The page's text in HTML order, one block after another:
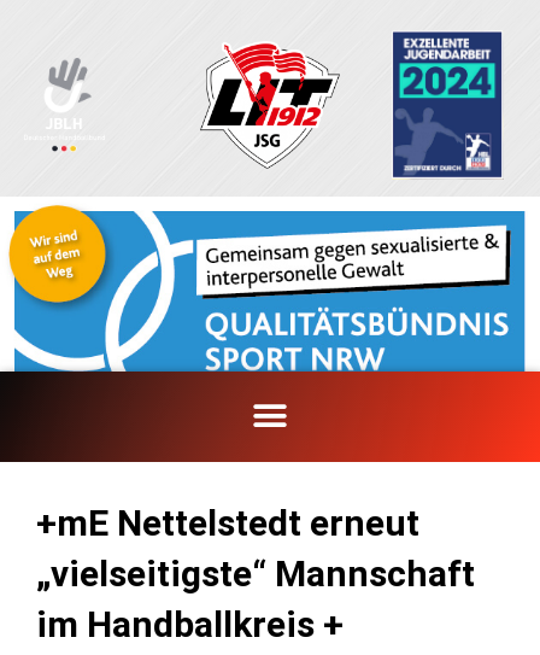
springen
+mE Nettelstedt erneut
„vielseitigste“ Mannschaft
im Handballkreis +